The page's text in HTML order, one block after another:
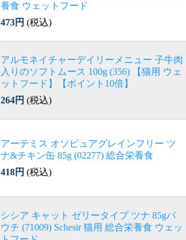
養食 ウェットフード
473円 (税込)
アルモネイチャーデイリーメニュー 子牛肉
入りのソフトムース 100g (356) 【猫用 ウェ
ットフード】【ポイント10倍】
264円 (税込)
アーテミス オソピュアグレインフリー ツ
ナ&チキン缶 85g (02277) 総合栄養食
418円 (税込)
シシア キャット ゼリータイプ ツナ 85gパ
ウチ (71009) Schesir 猫用 総合栄養食 ウェッ